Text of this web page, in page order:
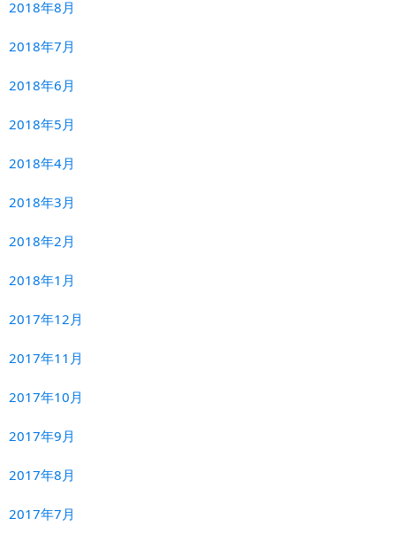
2018年8月
2018年7月
2018年6月
2018年5月
2018年4月
2018年3月
2018年2月
2018年1月
2017年12月
2017年11月
2017年10月
2017年9月
2017年8月
2017年7月